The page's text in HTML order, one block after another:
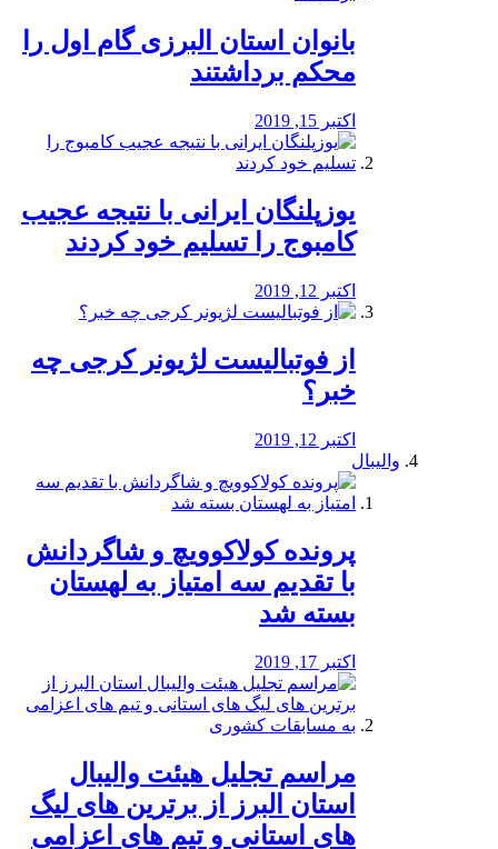
بانوان استان البرزی گام اول را
محكم برداشتند
اکتبر 15, 2019
یوزپلنگان ایرانی با نتیجه عجیب
کامبوج را تسلیم خود کردند
اکتبر 12, 2019
از فوتبالیست لژیونر کرجی چه
خبر؟
اکتبر 12, 2019
والیبال
پرونده کولاکوویچ و شاگردانش
با تقدیم سه امتیاز به لهستان
بسته شد
اکتبر 17, 2019
مراسم تجلیل هیئت والیبال
استان البرز از برترین های لیگ
های استانی و تیم های اعزامی